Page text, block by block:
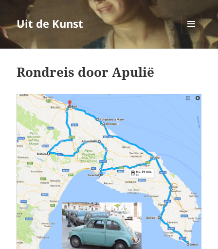
Uit de Kunst
MENU
EN
Rondreis door Apulië